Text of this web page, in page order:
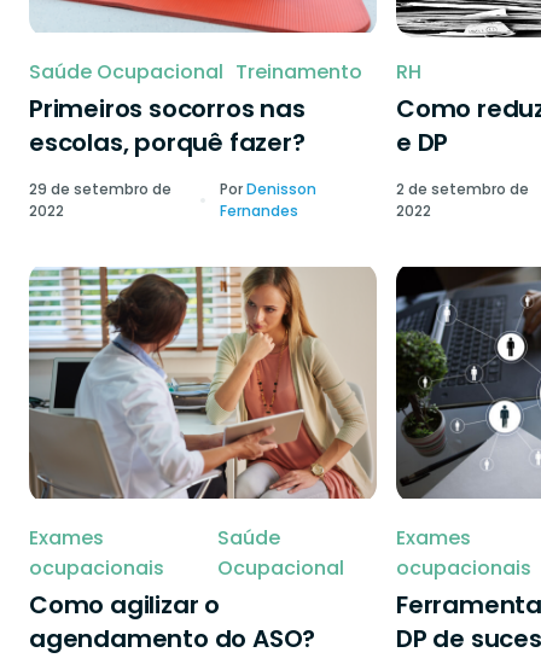
Saúde Ocupacional Treinamento
Primeiros socorros nas
escolas, porquê fazer?
29 de setembro de
2022
PorDenisson
Fernandes
RH
Como
e DP
2 de setembro de
2022
Exames
ocupacionais
Saúde
Ocupacional
Como agilizar o
agendamento do ASO?
Exames
ocupacionais
DP de